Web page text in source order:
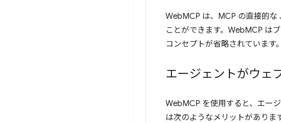
WebMCP は、MCP の直接的
ことができます。WebMCP は
コンセプトが省略されています。
エージェントがウェ
WebMCP を使用すると、エー
は次のようなメリットがあります